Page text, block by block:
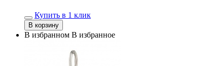
Купить в 1 клик
В избранном В избранное